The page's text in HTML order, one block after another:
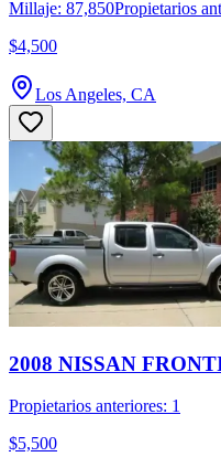
Millaje: 87,850Propietarios
$4,500
Los Angeles, CA
2008 NISSAN
Propietarios anteriores: 1
$5,500